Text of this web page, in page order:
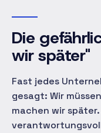
Die
wir später"
Fast jedes
gesagt: Wir
machen wir später.